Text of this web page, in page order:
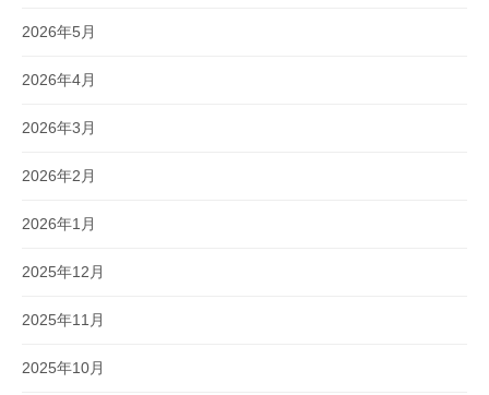
2026年5月
2026年4月
2026年3月
2026年2月
2026年1月
2025年12月
2025年11月
2025年10月